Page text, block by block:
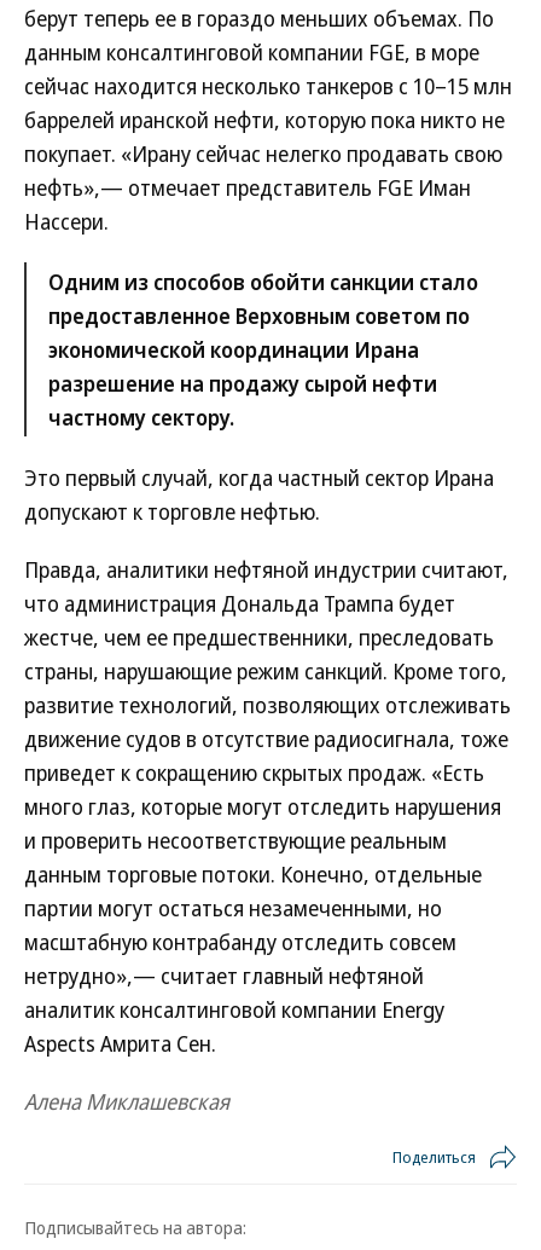
берут теперь ее в гораздо меньших объемах. По
данным консалтинговой компании FGE, в море
сейчас находится несколько танкеров с 10–15 млн
баррелей иранской нефти, которую пока никто не
покупает. «Ирану сейчас нелегко продавать свою
нефть»,— отмечает представитель FGE Иман
Нассери.
Одним из способов обойти санкции стало
предоставленное Верховным советом по
экономической координации Ирана
разрешение на продажу сырой нефти
частному сектору.
Это первый случай, когда частный сектор Ирана
допускают к торговле нефтью.
Правда, аналитики нефтяной индустрии считают,
что администрация Дональда Трампа будет
жестче, чем ее предшественники, преследовать
страны, нарушающие режим санкций. Кроме того,
развитие технологий, позволяющих отслеживать
движение судов в отсутствие радиосигнала, тоже
приведет к сокращению скрытых продаж. «Есть
много глаз, которые могут отследить нарушения
и проверить несоответствующие реальным
данным торговые потоки. Конечно, отдельные
партии могут остаться незамеченными, но
масштабную контрабанду отследить совсем
нетрудно»,— считает главный нефтяной
аналитик консалтинговой компании Energy
Aspects Амрита Сен.
Алена Миклашевская
Поделиться
Подписывайтесь на автора: